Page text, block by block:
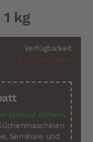
kg
Verfügbarkeit
Nicht auf Lager
Einkauf sichern.
Seminare und